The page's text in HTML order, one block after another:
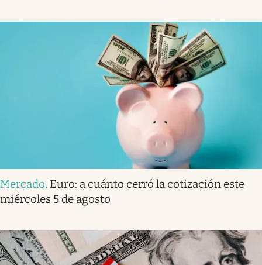
Mercado. Euro: a cuánto cerró la cotización este
miércoles 5 de agosto